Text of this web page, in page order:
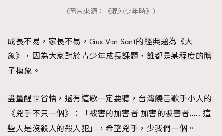
（圖片來源：《混沌少年時》）
成長不易，家長不易，Gus Van Sant的經典題為《大
象》，因為大家對於青少年成長課題，誰都是某程度的瞎
子摸象。
盡量醒世省悟，還有這歌一定要聽，台灣饒舌歌手小人的
《兇手不只一個》：「被害的加害者 加害的被害者….. 這
些人是沒殺人的殺人犯」，希望兇手，少我們一個。